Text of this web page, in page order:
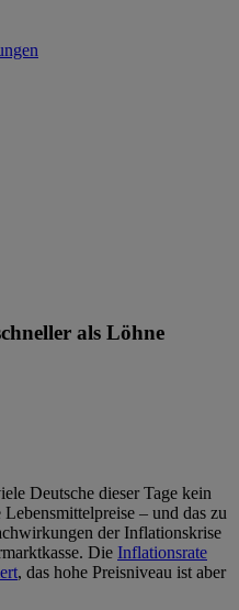
als Löhne
Deutsche dieser Tage kein
– und das zu
der Inflationskrise
Die Inflationsrate
, das hohe Preisniveau ist aber